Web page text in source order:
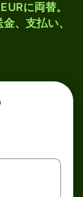
に両替。
、支払い、